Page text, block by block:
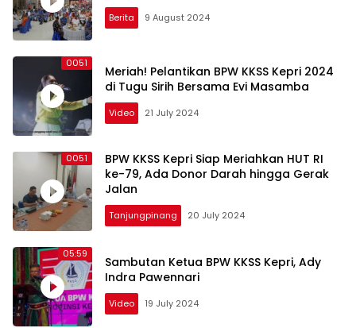
Berita 9 August 2024
0051
Meriah! Pelantikan BPW KKSS Kepri 2024
di Tugu Sirih Bersama Evi Masamba
Video 21 July 2024
0051
BPW KKSS Kepri Siap Meriahkan HUT RI
ke-79, Ada Donor Darah hingga Gerak
Jalan
Tanjungpinang 20 July 2024
05:59
Sambutan Ketua BPW KKSS Kepri, Ady
Indra Pawennari
Video 19 July 2024